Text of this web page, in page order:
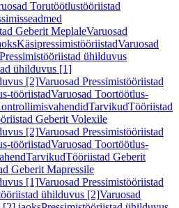
Torutöötlustööriistad
Geberit MeplaleVaruosad
KäsipressimistööriistadVaruosad
Pressimistööriistad ühilduvus
ühilduvus [1]
[2]Varuosad Pressimistööriistad
tööriistadVaruosad Toortöötlus-
TarvikudTööriistad
Geberit Volexile
[2]Varuosad Pressimistööriistad
tööriistadVaruosad Toortöötlus-
TarvikudTööriistad Geberit
Geberit Mapressile
[1]Varuosad Pressimistööriistad
ühilduvus [2]Varuosad